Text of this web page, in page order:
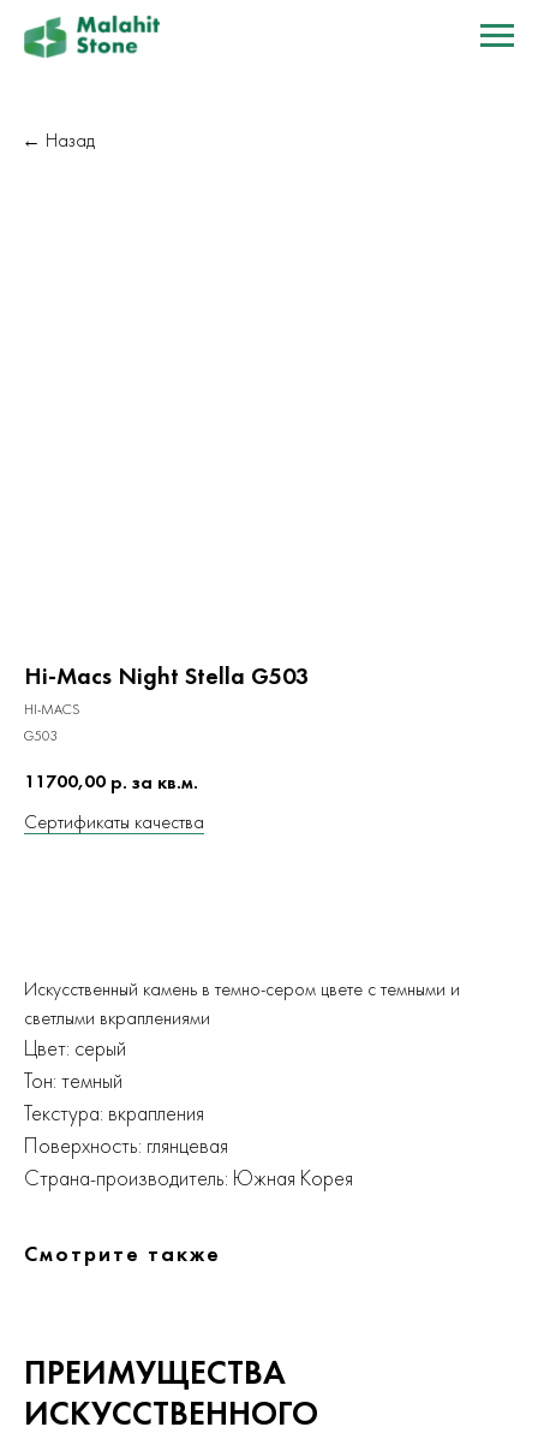
← Назад
Hi-Macs Night Stella G503
HI-MACS
G503
11700,00 р. за кв.м.
Сертификаты качества
Искусственный камень в темно-сером цвете с темными и
светлыми вкраплениями
Цвет: серый
Тон: темный
Текстура: вкрапления
Поверхность: глянцевая
Страна-производитель: Южная Корея
Смотрите также
ПРЕИМУЩЕСТВА
ИСКУССТВЕННОГО